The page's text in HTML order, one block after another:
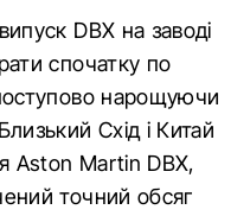
DBX на заводі
спочатку по
нарощуючи
Схід і Китай
Aston Martin DBX,
точний обсяг